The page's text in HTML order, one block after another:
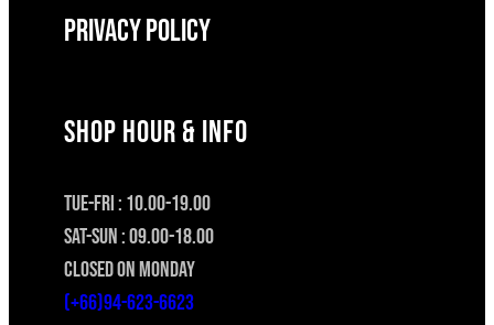
Privacy Policy
SHOP HOUR & INFO
TUE-FRI : 10.00-19.00
SAT-SUN : 09.00-18.00
CLOSED ON MONDAY
(+66)94-623-6623